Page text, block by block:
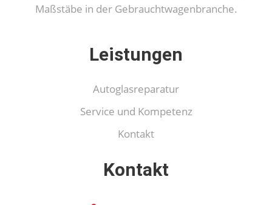
Maßstäbe in der Gebrauchtwagenbranche.
Leistungen
Autoglasreparatur
Service und Kompetenz
Kontakt
Kontakt